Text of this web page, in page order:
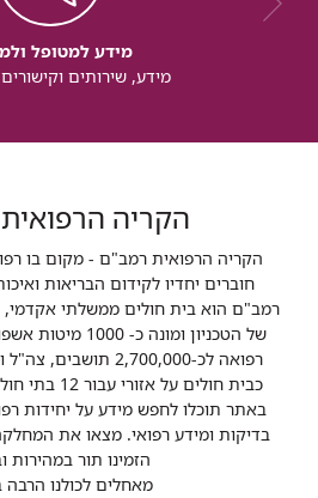
מידע למטופל
מידע, שירותים
הקריה
הקריה הרפואית רמב"ם - מקום בו
חוברים יחדיו לקידום הבריאות
רמב"ם הוא בית חולים ממשלתי אקדמי,
של הטכניון ומונה
רפואה לכ-2,700,000
כבית חולים על אזורי עבור 12 בתי חולים בצפון מדינת ישראל.
באתר תוכלו לחפש מידע על יחידות
בדיקות ומידע רפואי. מצאו את
הזמינו תור במהירות
מאחלים לכולנו הרבה